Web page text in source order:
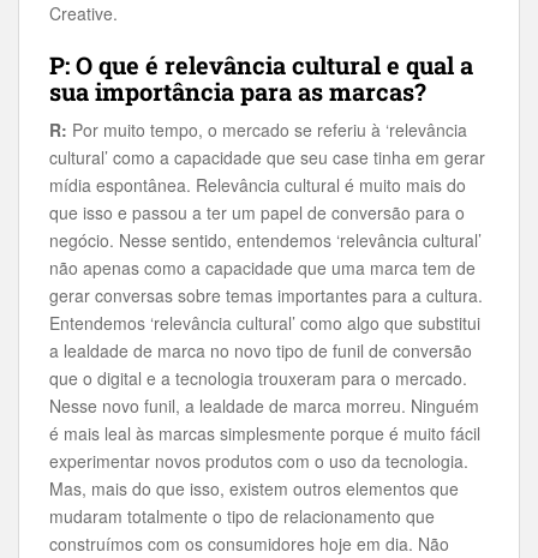
Creative.
P: O que é relevância cultural e qual a
sua importância para as marcas?
R: Por muito tempo, o mercado se referiu à ‘relevância
cultural’ como a capacidade que seu case tinha em gerar
mídia espontânea. Relevância cultural é muito mais do
que isso e passou a ter um papel de conversão para o
negócio. Nesse sentido, entendemos ‘relevância cultural’
não apenas como a capacidade que uma marca tem de
gerar conversas sobre temas importantes para a cultura.
Entendemos ‘relevância cultural’ como algo que substitui
a lealdade de marca no novo tipo de funil de conversão
que o digital e a tecnologia trouxeram para o mercado.
Nesse novo funil, a lealdade de marca morreu. Ninguém
é mais leal às marcas simplesmente porque é muito fácil
experimentar novos produtos com o uso da tecnologia.
Mas, mais do que isso, existem outros elementos que
mudaram totalmente o tipo de relacionamento que
construímos com os consumidores hoje em dia. Não